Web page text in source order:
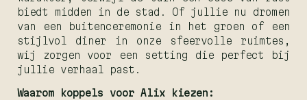
biedt midden in de stad. Of jullie nu dromen
van een buitenceremonie in het groen of een
stijlvol diner in onze sfeervolle ruimtes,
wij zorgen voor een setting die perfect bij
jullie verhaal past.
Waarom koppels voor Alix kiezen: